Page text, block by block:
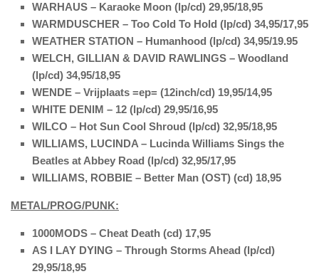
WARHAUS – Karaoke Moon (lp/cd) 29,95/18,95
WARMDUSCHER – Too Cold To Hold (lp/cd) 34,95/17,95
WEATHER STATION – Humanhood (lp/cd) 34,95/19.95
WELCH, GILLIAN & DAVID RAWLINGS – Woodland
(lp/cd) 34,95/18,95
WENDE – Vrijplaats =ep= (12inch/cd) 19,95/14,95
WHITE DENIM – 12 (lp/cd) 29,95/16,95
WILCO – Hot Sun Cool Shroud (lp/cd) 32,95/18,95
WILLIAMS, LUCINDA – Lucinda Williams Sings the
Beatles at Abbey Road (lp/cd) 32,95/17,95
WILLIAMS, ROBBIE – Better Man (OST) (cd) 18,95
METAL/PROG/PUNK:
1000MODS – Cheat Death (cd) 17,95
AS I LAY DYING – Through Storms Ahead (lp/cd)
29,95/18,95